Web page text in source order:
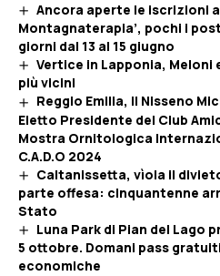
Ancora aperte le iscrizioni
Montagnaterapia’, pochi i
giorni dal 13 al 15 giugno
Vertice in Lapponia, Meloni
più vicini
Reggio Emilia, il Nisseno
Eletto Presidente del Club
Mostra Ornitologica
C.A.D.O 2024
Caltanissetta, vìola il
parte offesa: cinquantenne
Stato
Luna Park di Pian del Lago
5 ottobre. Domani pass
economiche